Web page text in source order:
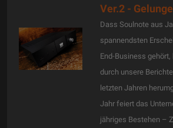
Ver.2 -
Dass Soulnote aus
spannendsten
End-Business
durch unsere
letzten Jahren
Jahr feiert das
jähriges Bestehen –